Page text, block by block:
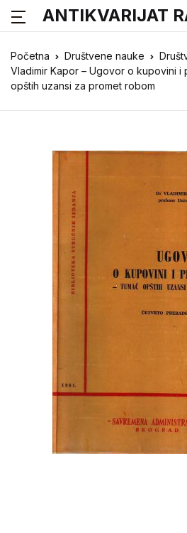
ANTIKVARIJAT
Početna Društvene nauke
Vladimir Kapor – Ugovor o kupovini i
opštih uzansi za promet robom